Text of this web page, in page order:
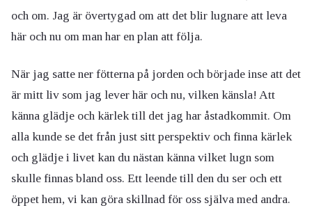
och om. Jag är övertygad om att det blir lugnare att leva
här och nu om man har en plan att följa.
När jag satte ner fötterna på jorden och började inse att det
är mitt liv som jag lever här och nu, vilken känsla! Att
känna glädje och kärlek till det jag har åstadkommit. Om
alla kunde se det från just sitt perspektiv och finna kärlek
och glädje i livet kan du nästan känna vilket lugn som
skulle finnas bland oss. Ett leende till den du ser och ett
öppet hem, vi kan göra skillnad för oss själva med andra.